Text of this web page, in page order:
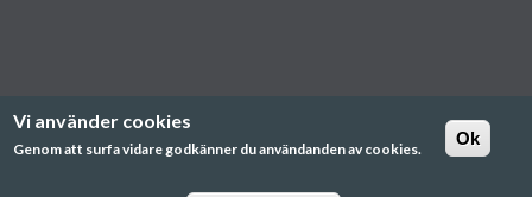
Vi använder cookies
Genom att surfa vidare godkänner du användanden av cookies.
Ok